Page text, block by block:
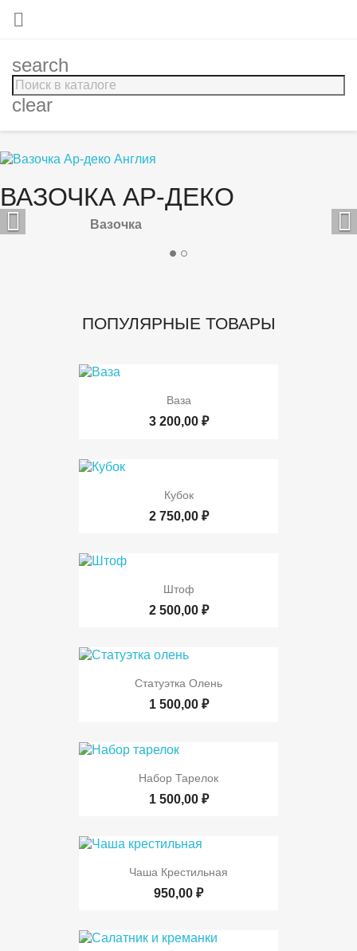

search
clear
ВАЗОЧКА АР-ДЕКО
Вазочка
 
ПОПУЛЯРНЫЕ ТОВАРЫ
Ваза
3 200,00 ₽
Кубок
2 750,00 ₽
Штоф
2 500,00 ₽
Статуэтка Олень
1 500,00 ₽
Набор Тарелок
1 500,00 ₽
Чаша Крестильная
950,00 ₽